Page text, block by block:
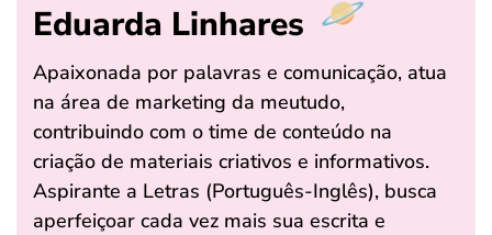
Eduarda Linhares
Apaixonada por palavras e comunicação, atua
na área de marketing da meutudo,
contribuindo com o time de conteúdo na
criação de materiais criativos e informativos.
Aspirante a Letras (Português-Inglês), busca
aperfeiçoar cada vez mais sua escrita e